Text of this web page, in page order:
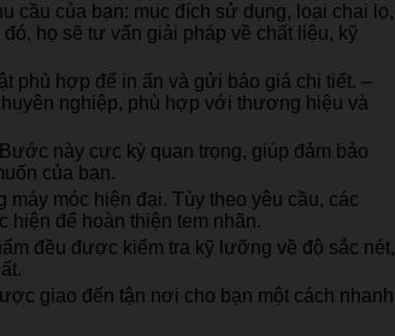
cầu của bạn: mục đích sử dụng, loại chai lọ,
họ sẽ tư vấn giải pháp về chất liệu, kỹ
phù hợp để in ấn và gửi báo giá chi tiết. –
nghiệp, phù hợp với thương hiệu và
này cực kỳ quan trọng, giúp đảm bảo
của bạn.
móc hiện đại. Tùy theo yêu cầu, các
để hoàn thiện tem nhãn.
đều được kiểm tra kỹ lưỡng về độ sắc nét,
giao đến tận nơi cho bạn một cách nhanh